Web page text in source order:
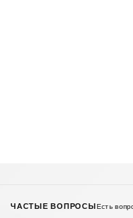
ЧАСТЫЕ ВОПРОСЫЕсть